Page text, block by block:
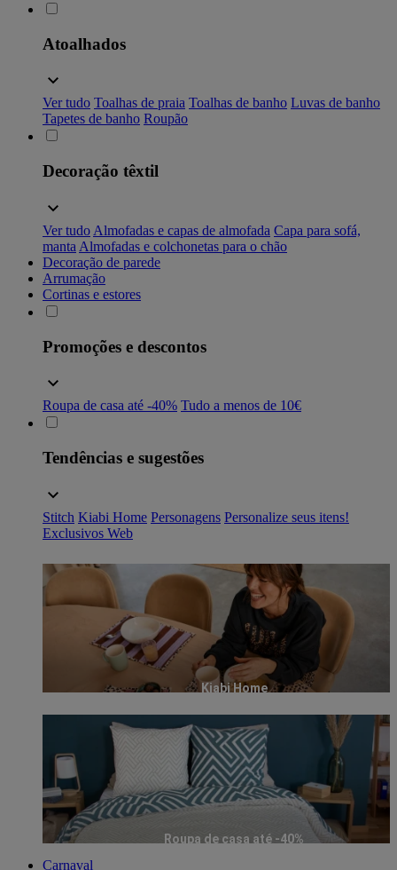
Atoalhados
Ver tudo Toalhas de praia Toalhas de banho Luvas de banho
Tapetes de banho Roupão
Decoração têxtil
Ver tudo Almofadas e capas de almofada Capa para sofá,
manta Almofadas e colchonetas para o chão
Decoração de parede
Arrumação
Cortinas e estores
Promoções e descontos
Roupa de casa até -40% Tudo a menos de 10€
Tendências e sugestões
Stitch Kiabi Home Personagens Personalize seus itens!
Exclusivos Web
Kiabi Home
Roupa de casa até -40%
Carnaval